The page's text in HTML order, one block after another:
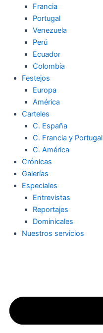
Francia
Portugal
Venezuela
Perú
Ecuador
Colombia
Festejos
Europa
América
Carteles
C. España
C. Francia y Portugal
C. América
Crónicas
Galerías
Especiales
Entrevistas
Reportajes
Dominicales
Nuestros servicios